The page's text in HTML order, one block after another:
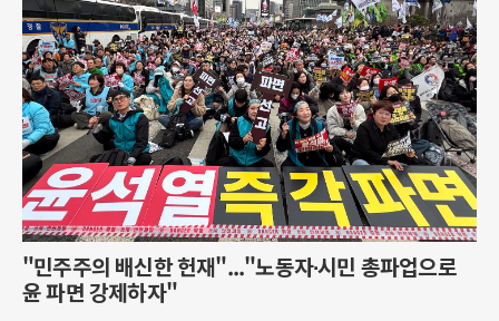
"민주주의 배신한 헌재"..."노동자∙시민 총파업으로
윤 파면 강제하자"